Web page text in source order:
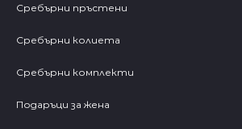
Сребърни пръстени
Сребърни колиета
Сребърни комплекти
Подаръци за жена